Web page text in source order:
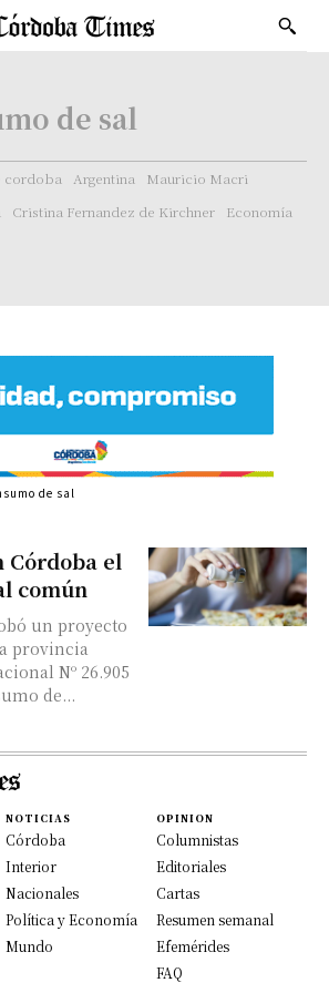
de sal
cordoba Argentina
Mauricio Macri
Cristina Fernandez de Kirchner
Economía
Córdoba el
común
un proyecto
provincia
Nº 26.905
de...
de sal
NOTICIAS
Córdoba
Interior
Nacionales
Política y Economía
Mundo
OPINION
Columnistas
Editoriales
Cartas
Resumen semanal
Efemérides
FAQ